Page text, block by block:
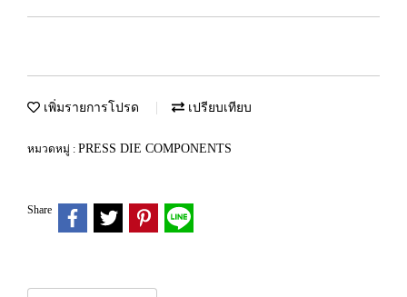
เพิ่มรายการโปรด เปรียบเทียบ
หมวดหมู่ : PRESS DIE COMPONENTS
Share